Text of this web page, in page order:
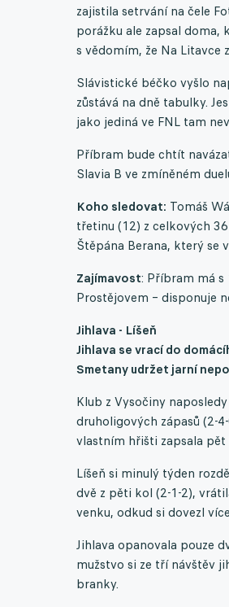
zajistila setrvání na čele
porážku ale zapsal
s vědomím, že Na Litavce
Slávistické béčko vyšlo
zůstává na dně tabulky.
jako jediná ve FNL tam
Příbram bude chtít
Slavia B ve zmíněném
Koho sledovat: Tomáš
třetinu (12) z celkových
Štěpána Berana, který se
Zajímavost: Příbram má s
Prostějovem – disponuje
Jihlava - Líšeň
Jihlava se vrací do
Smetany udržet jarní
Klub z Vysočiny
druholigových zápasů (2-
vlastním hřišti zapsala
Líšeň si minulý týden
dvě z pěti kol (2-1-2),
venku, odkud si dovezl
Jihlava opanovala pouze
mužstvo si ze tří návštěv
branky.